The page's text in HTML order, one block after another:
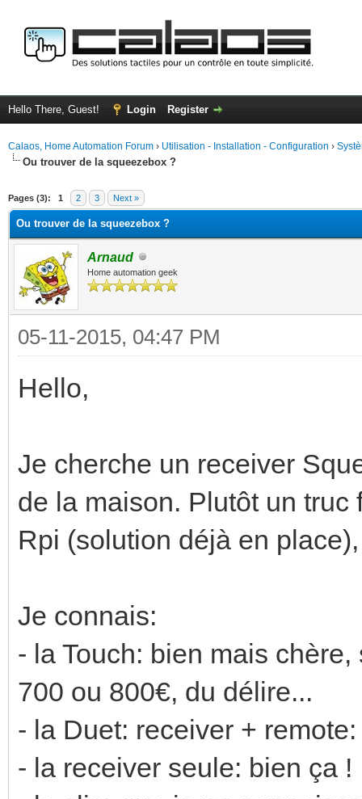
Hello There, Guest! Login Register
Calaos, Home Automation Forum › Utilisation - Installation - Configuration ›
Ou trouver de la squeezebox ?
Pages (3): 1 2 3 Next »
Ou trouver de la squeezebox ?
Arnaud
Home automation geek
05-11-2015, 04:47 PM
Hello,
Je cherche un receiver
de la maison. Plutôt un
Rpi (solution déjà en
Je connais:
- la Touch: bien mais
700 ou 800€, du délire...
- la Duet: receiver +
- la receiver seule: bien ça !